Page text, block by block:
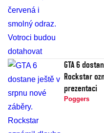
GTA 6
Rockstar
prezentaci
Poggers